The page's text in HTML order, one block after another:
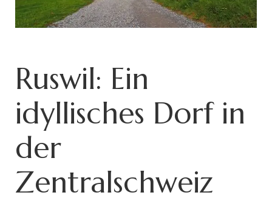
Ruswil: Ein
idyllisches Dorf in
der
Zentralschweiz